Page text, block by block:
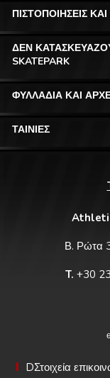
ΠΙΣΤΟΠΟΙΗΣΕΙΣ
ΔΕΝ
SKATEPARK
ΦΥΛΛΑΔΙΑ ΚΑΙ
ΤΑΙΝΙΕΣ
Β. Ρώτα
T. +30
DΣτοιχεία